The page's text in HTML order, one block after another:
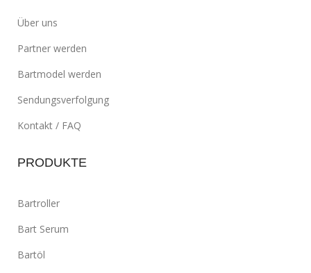
Über uns
Partner werden
Bartmodel werden
Sendungsverfolgung
Kontakt / FAQ
PRODUKTE
Bartroller
Bart Serum
Bartöl